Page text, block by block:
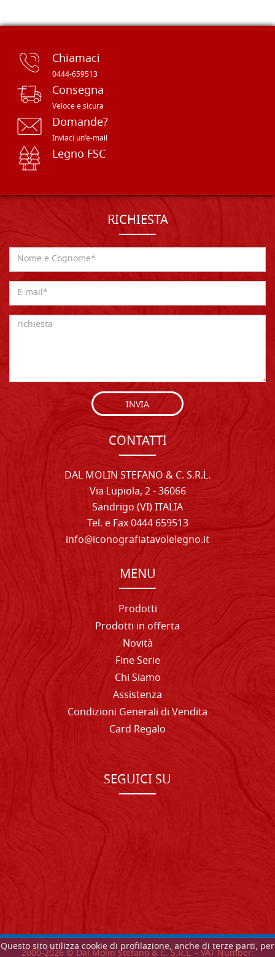
Questo sito utilizza cookie di profilazione, anche di terze parti, per
Chiamaci
0444-659513
Consegna
Veloce e sicura
Domande?
Inviaci un'e-mail
Legno FSC
RICHIESTA
INVIA
CONTATTI
DAL MOLIN STEFANO & C. S.R.L.
Via Lupiola, 2 - 36066
Sandrigo (VI) ITALIA
Tel. e Fax 0444 659513
info@iconografiatavolelegno.it
MENU
Prodotti
Prodotti in offerta
Novità
Fine Serie
Chi Siamo
Assistenza
Condizioni Generali di Vendita
Card Regalo
SEGUICI SU
2000-2026© Dal Molin Stefano & C. S.R.L. - VAT Number: